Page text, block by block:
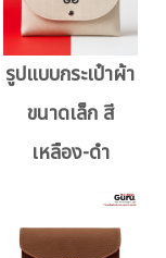
รูปแบบกระเป๋าผ้า
ขนาดเล็ก สี
เหลือง-ดำ